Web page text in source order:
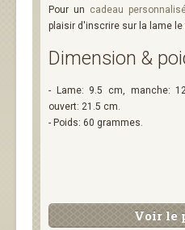
Pour un cadeau
plaisir d'inscrire sur la lame le
Dimension &
- Lame: 9.5 cm, manche:
ouvert: 21.5 cm.
- Poids: 60 grammes.
Voir le